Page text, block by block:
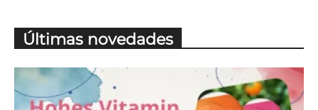
Últimas novedades